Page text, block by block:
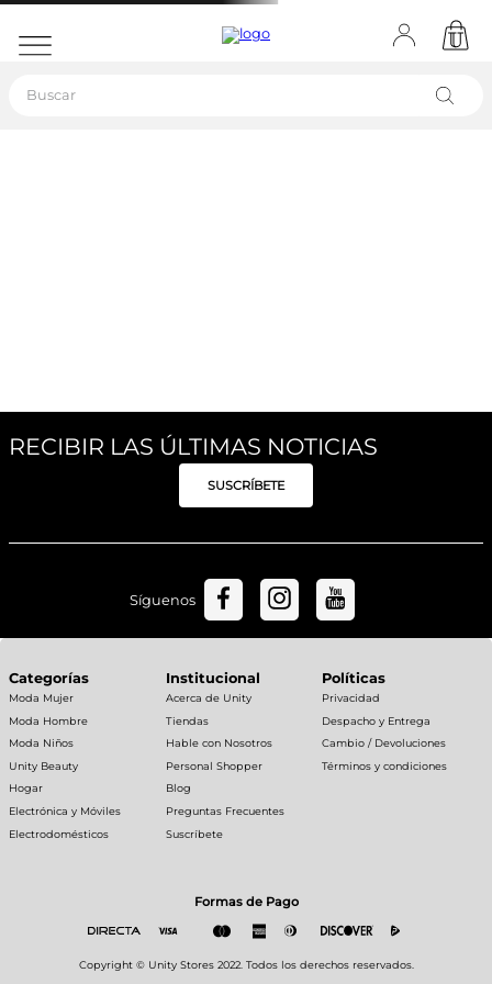
RECIBIR LAS ÚLTIMAS NOTICIAS
SUSCRÍBETE
Síguenos
Categorías
Moda Mujer
Moda Hombre
Moda Niños
Unity Beauty
Hogar
Electrónica y Móviles
Electrodomésticos
Institucional
Acerca de Unity
Tiendas
Hable con Nosotros
Personal Shopper
Blog
Preguntas Frecuentes
Suscríbete
Políticas
Privacidad
Despacho y Entrega
Cambio / Devoluciones
Términos y condiciones
Formas de Pago
Copyright © Unity Stores 2022. Todos los derechos reservados.